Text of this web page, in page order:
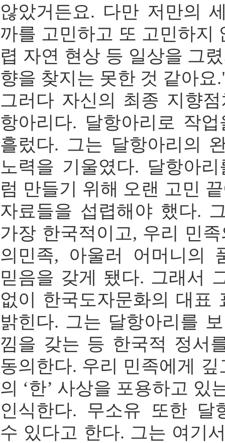
않았거든요. 다만 저만의
까를 고민하고 또 고민하지
렵 자연 현상 등 일상을 그
향을 찾지는 못한 것 같아요
그러다 자신의 최종 지향
항아리다. 달항아리로 작
흘렀다. 그는 달항아리의
노력을 기울였다. 달항아
럼 만들기 위해 오랜 고민
자료들을 섭렵해야 했다.
가장 한국적이고, 우리 민
의민족, 아울러 어머니의
믿음을 갖게 됐다. 그래서
없이 한국도자문화의 대표
밝힌다. 그는 달항아리를
낌을 갖는 등 한국적 정서
동의한다. 우리 민족에게
의 ‘한’ 사상을 포용하고 있
인식한다. 무소유 또한 달
수 있다고 한다. 그는 여기